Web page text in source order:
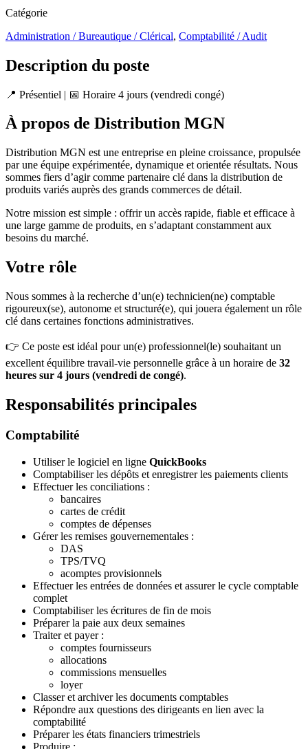
Catégorie
Administration / Bureautique / Clérical, Comptabilité / Audit
Description du poste
📍 Présentiel | 📅 Horaire 4 jours (vendredi congé)
À propos de Distribution MGN
Distribution MGN est une entreprise en pleine croissance, propulsée
par une équipe expérimentée, dynamique et orientée résultats. Nous
sommes fiers d’agir comme partenaire clé dans la distribution de
produits variés auprès des grands commerces de détail.
Notre mission est simple : offrir un accès rapide, fiable et efficace à
une large gamme de produits, en s’adaptant constamment aux
besoins du marché.
Votre rôle
Nous sommes à la recherche d’un(e) technicien(ne) comptable
rigoureux(se), autonome et structuré(e), qui jouera également un rôle
clé dans certaines fonctions administratives.
👉 Ce poste est idéal pour un(e) professionnel(le) souhaitant un
excellent équilibre travail-vie personnelle grâce à un horaire de 32
heures sur 4 jours (vendredi de congé).
Responsabilités principales
Comptabilité
Utiliser le logiciel en ligne QuickBooks
Comptabiliser les dépôts et enregistrer les paiements clients
Effectuer les conciliations :
bancaires
cartes de crédit
comptes de dépenses
Gérer les remises gouvernementales :
DAS
TPS/TVQ
acomptes provisionnels
Effectuer les entrées de données et assurer le cycle comptable
complet
Comptabiliser les écritures de fin de mois
Préparer la paie aux deux semaines
Traiter et payer :
comptes fournisseurs
allocations
commissions mensuelles
loyer
Classer et archiver les documents comptables
Répondre aux questions des dirigeants en lien avec la
comptabilité
Préparer les états financiers trimestriels
Produire :